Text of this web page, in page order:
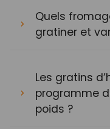
Quels
gratiner et
Les gratins
programme
poids ?